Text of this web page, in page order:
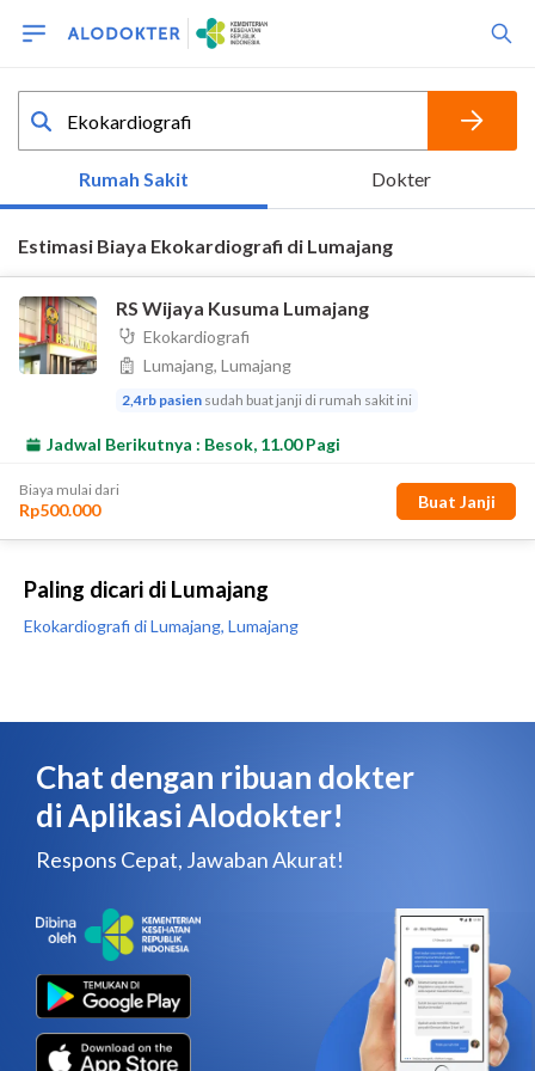
Paling dicari di Lumajang
Ekokardiografi di Lumajang, Lumajang